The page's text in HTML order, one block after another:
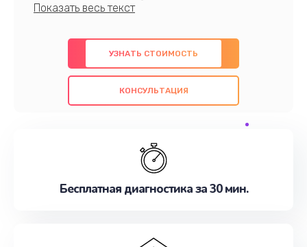
профессионалов с обширными знаниями и
предлагаем быстрый и качественный ремонт с
использованием оригинальных компонентов, а
также гарантируем качество всех
проведенных работ. Наша цель - предоставить
обслуживание, удовлетворяя их потребности
наилучшим образом. Не медлите записаться на
УЗНАТЬ СТОИМОСТЬ
КОНСУЛЬТАЦИЯ
Бесплатная диагностика за 30 мин.